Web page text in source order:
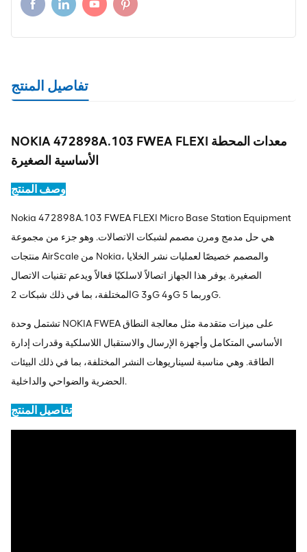
تفاصيل المنتج
NOKIA 472898A.103 FWEA FLEXI معدات المحطة
وصف المنتج
Nokia 472898A.103 FWEA FLEXI Micro Base Station Equipment
هي حل مدمج ومرن مصمم لشبكات الاتصالات. وهو جزء من مجموعة
منتجات AirScale من Nokia، والمصمم خصيصًا لعمليات نشر الخلايا
الصغيرة. يوفر هذا الجهاز اتصالاً لاسلكيًا فعالاً ويدعم تقنيات الاتصال
المختلفة، بما في ذلك شبكات 2G و3G و4G وربما 5G.
تشتمل وحدة NOKIA FWEA على ميزات متقدمة مثل معالجة النطاق
الأساسي المتكامل وأجهزة الإرسال والاستقبال اللاسلكية وقدرات إدارة
الطاقة. وهي مناسبة لسيناريوهات النشر المختلفة، بما في ذلك البيئات
الحضرية والضواحي والداخلية.
تفاصيل المنتج